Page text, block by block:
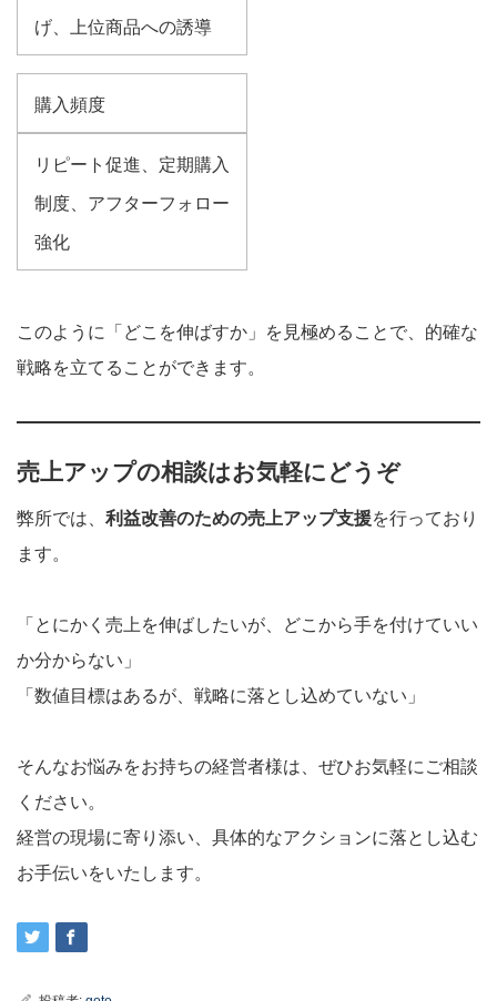
げ、上位商品への誘導
購入頻度
リピート促進、定期購入
制度、アフターフォロー
強化
このように「どこを伸ばすか」を見極めることで、的確な
戦略を立てることができます。
売上アップの相談はお気軽にどうぞ
弊所では、 利益改善のための売上アップ支援を行っており
ます。
「とにかく売上を伸ばしたいが、どこから手を付けていい
か分からない」
「数値目標はあるが、戦略に落とし込めていない」
そんなお悩みをお持ちの経営者様は、ぜひお気軽にご相談
ください。
経営の現場に寄り添い、具体的なアクションに落とし込む
お手伝いをいたします。